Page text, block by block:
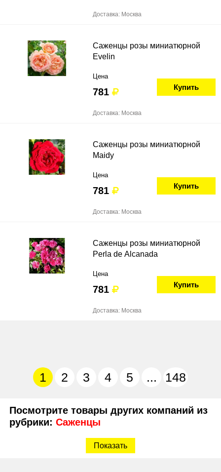
Доставка: Москва
Саженцы розы миниатюрной
Evelin
Цена
781 Купить
Доставка: Москва
Саженцы розы миниатюрной
Maidy
Цена
781 Купить
Доставка: Москва
Саженцы розы миниатюрной
Perla de Alcanada
Цена
781 Купить
Доставка: Москва
1 2 3 4 5 ... 148
Посмотрите товары других компаний из
рубрики: Саженцы
Показать